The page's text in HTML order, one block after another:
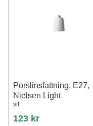
Porslinsfattning, E27,
Nielsen Light
vit
123 kr